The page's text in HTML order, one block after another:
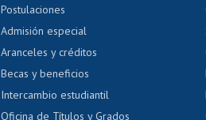
Pago de arancel y crédito alumnos
Pago de arancel y crédito exalumnos
Certificado de títulos y grados
Postulaciones
Admisión especial
Aranceles y créditos
Becas y beneficios
Intercambio estudiantil
Oficina de Títulos y Grados